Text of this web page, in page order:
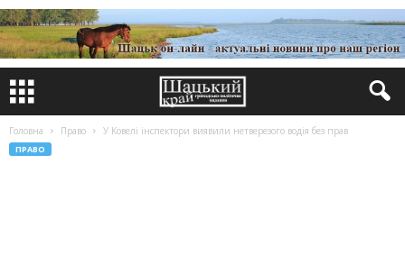
Головна Право У Ковелі інспектори виявили нетверезого водія без прав
ПРАВО